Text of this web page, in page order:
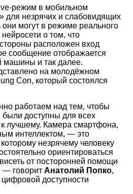
режим в мобильном
для незрячих и слабовидящих
они могут в режиме реального
о том, что
расположен вход
сообщение отображается
машины и так далее.
на молодёжном
Con, который состоялся
работаем над тем, чтобы
доступны для всех
лучшему. Камера смартфона,
интеллектом, — это
незрячему человеку
ориентироваться
от посторонней помощи
— говорит Анатолий Попко,
доступности